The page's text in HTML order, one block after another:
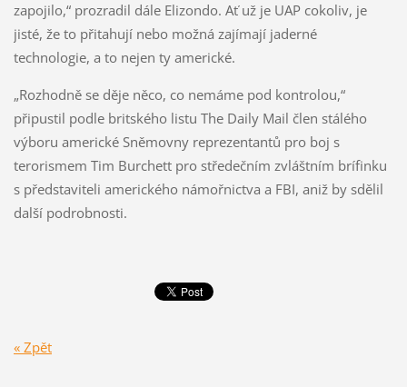
zapojilo,“ prozradil dále Elizondo. Ať už je UAP cokoliv, je
jisté, že to přitahují nebo možná zajímají jaderné
technologie, a to nejen ty americké.
„Rozhodně se děje něco, co nemáme pod kontrolou,“
připustil podle britského listu The Daily Mail člen stálého
výboru americké Sněmovny reprezentantů pro boj s
terorismem Tim Burchett pro středečním zvláštním brífinku
s představiteli amerického námořnictva a FBI, aniž by sdělil
další podrobnosti.
« Zpět